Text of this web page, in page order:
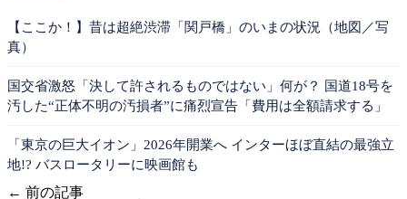
【ここか！】昔は超絶渋滞「関戸橋」のいまの状況（地図／写
真）
国交省激怒「決して許されるものではない」何が？ 国道18号を
汚した“正体不明の汚損者”に痛烈宣告「費用は全額請求する」
「東京の巨大イオン」2026年開業へ インターほぼ直結の最強立
地!? バスロータリーに映画館も
← 前の記事